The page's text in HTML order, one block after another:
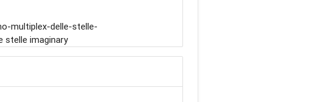
multiplex-delle-stelle-
stelle imaginary